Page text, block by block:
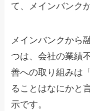
て、メインバンク
メインバンクから
つは、会社の業績
善への取り組みは
ることはなにかと
示です。